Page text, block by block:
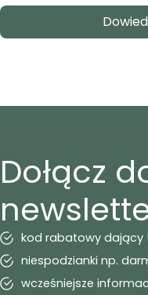
Dołącz
kod rabatowy dający
niespodzianki np.
wcześniejsze